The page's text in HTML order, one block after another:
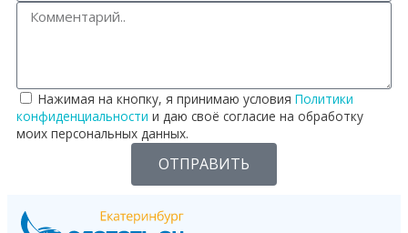
Нажимая на кнопку, я принимаю условия Политики
конфиденциальности и даю своё согласие на обработку
моих персональных данных.
ОТПРАВИТЬ